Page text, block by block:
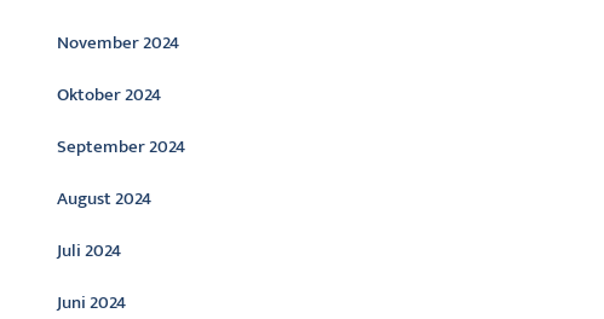
November 2024
Oktober 2024
September 2024
August 2024
Juli 2024
Juni 2024